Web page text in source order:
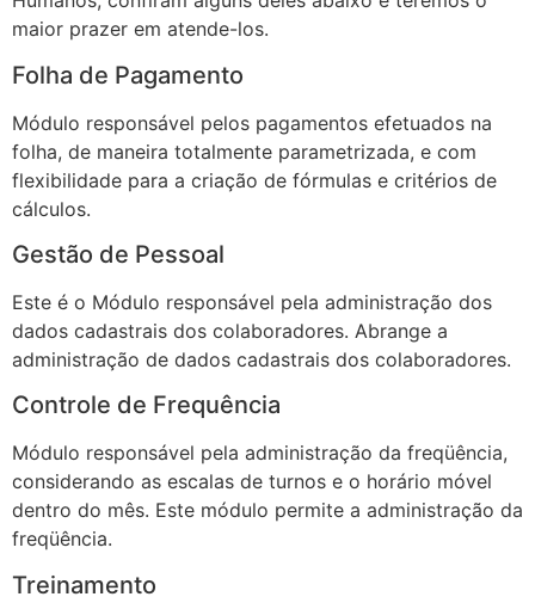
maior prazer em atende-los.
Folha de Pagamento
Módulo responsável pelos pagamentos efetuados na
folha, de maneira totalmente parametrizada, e com
flexibilidade para a criação de fórmulas e critérios de
cálculos.
Gestão de Pessoal
Este é o Módulo responsável pela administração dos
dados cadastrais dos colaboradores. Abrange a
administração de dados cadastrais dos colaboradores.
Controle de Frequência
Módulo responsável pela administração da freqüência,
considerando as escalas de turnos e o horário móvel
dentro do mês. Este módulo permite a administração da
freqüência.
Treinamento